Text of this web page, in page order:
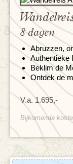
8 dagen
Abruzzen,
Authentieke
Beklim de
Ontdek de
V.a. 1.695,-
Bijkomende